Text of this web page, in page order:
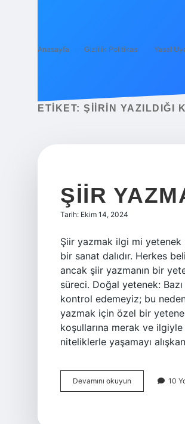
Anasayfa Gizlilik Politikası Yasal
ETIKET: ŞIIRIN YAZILDIĞI
ŞIIR
Tarih: Ekim 14, 2024
Şiir yazmak ilgi mi
bir sanat dalıdır. Herkes
ancak şiir yazmanın bir
süreci. Doğal yetenek:
kontrol edemeyiz; bu
yazmak için özel bir
koşullarına merak ve ilgiyle
niteliklerle yaşamayı
Devamını okuyun
Yazmak
10